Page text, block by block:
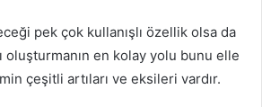
pek çok kullanışlı özellik olsa da
oluşturmanın en kolay yolu bunu elle
çeşitli artıları ve eksileri vardır.